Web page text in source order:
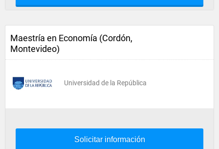
Maestría en Economía (Cordón,
Montevideo)
Universidad de la República
Solicitar información